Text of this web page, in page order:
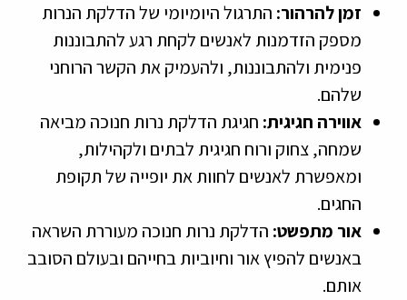
זמן להרהור: התרגול היומיומי של הדלקת הנרות
מספק הזדמנות לאנשים לקחת רגע להתבוננות
פנימית ולהתבוננות, ולהעמיק את הקשר הרוחני
שלהם.
אווירה חגיגית: חגיגת הדלקת נרות חנוכה מביאה
שמחה, צחוק ורוח חגיגית לבתים ולקהילות,
ומאפשרת לאנשים לחוות את יופייה של תקופת
החגים.
אור מתפשט: הדלקת נרות חנוכה מעוררת השראה
באנשים להפיץ אור וחיוביות בחייהם ובעולם הסובב
אותם.